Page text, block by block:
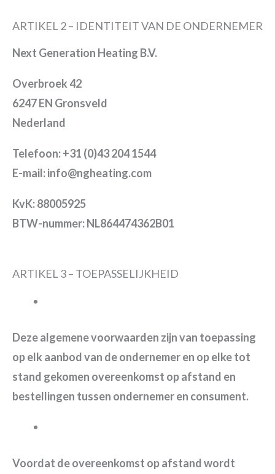
ARTIKEL 2 – IDENTITEIT VAN DE ONDERNEMER
Next Generation Heating B.V.
Overbroek 42
6247 EN Gronsveld
Nederland
Telefoon: +31 (0)43 204 1544
E-mail: info@ngheating.com
KvK: 88005925
BTW-nummer: NL864474362B01
ARTIKEL 3 – TOEPASSELIJKHEID
Deze algemene voorwaarden zijn van toepassing
op elk aanbod van de ondernemer en op elke tot
stand gekomen overeenkomst op afstand en
bestellingen tussen ondernemer en consument.
Voordat de overeenkomst op afstand wordt